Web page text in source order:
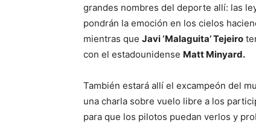
grandes nombres del deporte allí: las
pondrán la emoción en los cielos
mientras que Javi ‘Malaguita’ Tejeiro
con el estadounidense Matt Minyard.
También estará allí el excampeón del
una charla sobre vuelo libre a los
para que los pilotos puedan verlos y